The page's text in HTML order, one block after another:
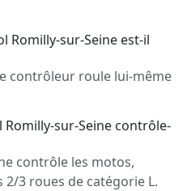
Romilly-sur-Seine est-il
contrôleur roule lui-même
sur-Seine contrôle-
contrôle les motos,
3 roues de catégorie L.